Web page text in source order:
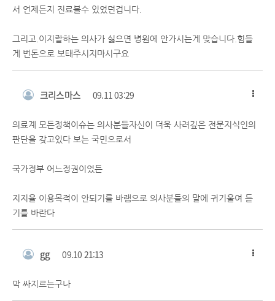
서 언제든지 진료볼수 있었던겁니다.
그리고.이지랄하는 의사가 싫으면 병원에 안가시는게 맞습니다.힘들
게 번돈으로 보태주시지마시구요
크리스마스 09.11 03:29
의료계 모든정책이슈는 의사분들자신이 더욱 사려깊은 전문지식인의
판단을 갖고있다 보는 국민으로서
국가정부 어느정권이었든
지지율 이용목적이 안되기를 바램으로 의사분들의 말에 귀기울여 듣
기를 바란다
gg 09.10 21:13
막 싸지르는구나